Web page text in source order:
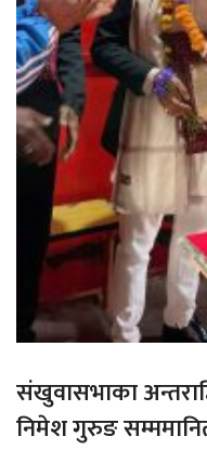
संखुवासभाका
निमेश गुरुङ